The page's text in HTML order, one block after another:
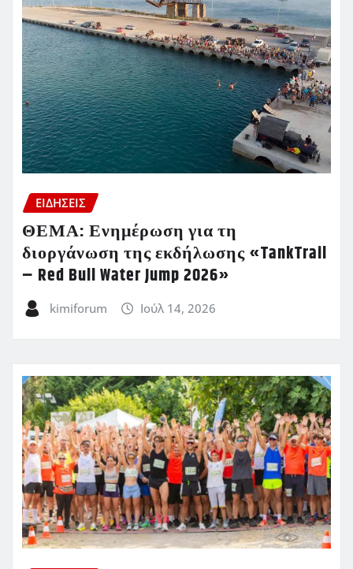
ΕΙΔΗΣΕΙΣ
ΘΕΜΑ: Ενημέρωση για τη
διοργάνωση της εκδήλωσης «TankTrail
– Red Bull Water Jump 2026»
kimiforum Ιούλ 14, 2026